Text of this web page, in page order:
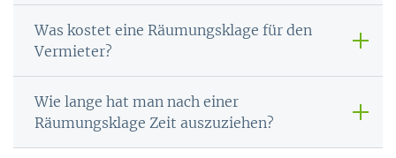
Was kostet eine Räumungsklage für den
Vermieter?
Wie lange hat man nach einer
Räumungsklage Zeit auszuziehen?